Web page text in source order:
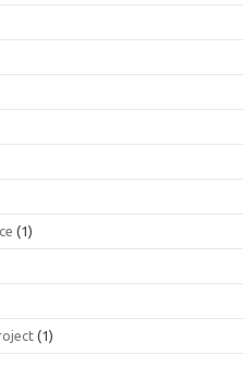
(1)
(1)